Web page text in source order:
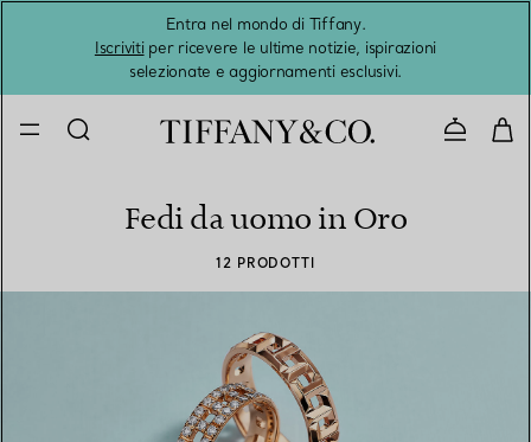
Entra nel mondo di Tiffany.
Iscrivitiper ricevere le ultime notizie, ispirazioni
selezionate e aggiornamenti esclusivi.
Fedi da uomo in Oro
12 PRODOTTI